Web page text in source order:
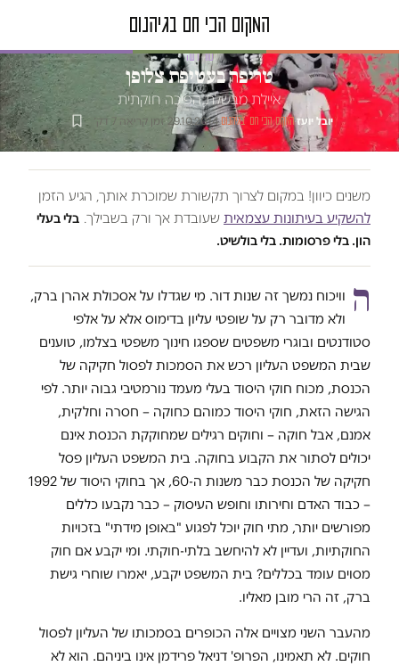
טור דעה
טריפה בעטיפת צלופן
איילת מבשלת הפיכה חוקתית
יובל יועז·המקום הכי חם בגיהנום·
29.10.2014
·זמן קריאה 7 דק׳
משנים כיוון! במקום לצרוך תקשורת שמוכרת אותך, הגיע הזמן
להשקיע בעיתונות עצמאית שעובדת אך ורק בשבילך. בלי בעלי
הון. בלי פרסומות. בלי בולשיט.
ה וויכוח נמשך זה שנות דור. מי שגדלו על אסכולת אהרן ברק,
ולא מדובר רק על שופטי עליון בדימוס אלא על אלפי
סטודנטים ובוגרי משפטים שספגו חינוך משפטי בצלמו, טוענים
שבית המשפט העליון רכש את הסמכות לפסול חקיקה של
הכנסת, מכוח חוקי היסוד בעלי מעמד נורמטיבי גבוה יותר. לפי
הגישה הזאת, חוקי היסוד כמוהם כחוקה – חסרה וחלקית,
אמנם, אבל חוקה – וחוקים רגילים שמחוקקת הכנסת אינם
יכולים לסתור את הקבוע בחוקה. בית המשפט העליון פסל
חקיקה של הכנסת כבר משנות ה-60, אך בחוקי היסוד של 1992
– כבוד האדם וחירותו וחופש העיסוק – כבר נקבעו כללים
מפורשים יותר, מתי חוק יוכל לפגוע "באופן מידתי" בזכויות
החוקתיות, ועדיין לא להיחשב בלתי-חוקתי. ומי יקבע אם חוק
מסוים עומד בכללים? בית המשפט יקבע, יאמרו שוחרי גישת
ברק, זה הרי מובן מאליו.
מהעבר השני מצויים אלה הכופרים בסמכותו של העליון לפסול
חוקים. לא תאמינו, הפרופ' דניאל פרידמן אינו ביניהם. הוא לא